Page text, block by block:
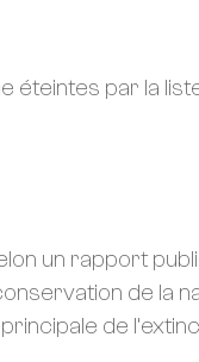
éteintes par la
un rapport
de la
de